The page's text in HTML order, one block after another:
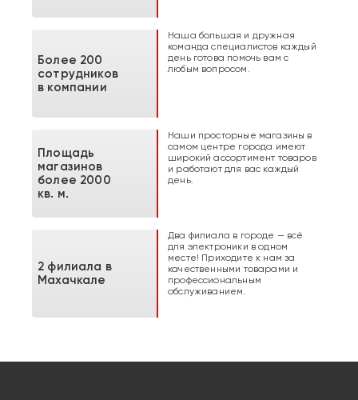
Более 200
сотрудников
в компании
Наша большая и дружная
команда специалистов каждый
день готова помочь вам с
любым вопросом.
Площадь
магазинов
более 2000
кв. м.
Наши просторные магазины в
самом центре города имеют
широкий ассортимент товаров
и работают для вас каждый
день.
2 филиала в
Махачкале
Два филиала в городе — всё
для электроники в одном
месте! Приходите к нам за
качественными товарами и
профессиональным
обслуживанием.